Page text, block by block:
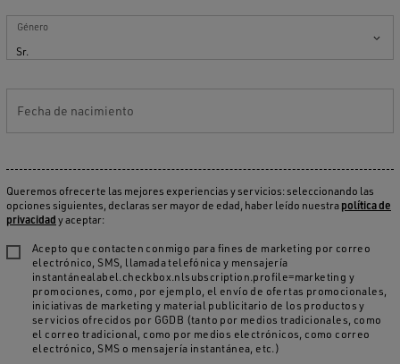
Sr.
Género
Fecha de nacimiento
Queremos ofrecerte las mejores experiencias y servicios: seleccionando las
opciones siguientes, declaras ser mayor de edad, haber leído nuestra política de
privacidad y aceptar:
Acepto que contacten conmigo para fines de marketing por correo
electrónico, SMS, llamada telefónica y mensajería
instantánealabel.checkbox.nlsubscription.profile=marketing y
promociones, como, por ejemplo, el envío de ofertas promocionales,
iniciativas de marketing y material publicitario de los productos y
servicios ofrecidos por GGDB (tanto por medios tradicionales, como
el correo tradicional, como por medios electrónicos, como correo
electrónico, SMS o mensajería instantánea, etc.)